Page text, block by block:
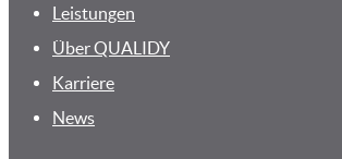
Leistungen
Über QUALIDY
Karriere
News